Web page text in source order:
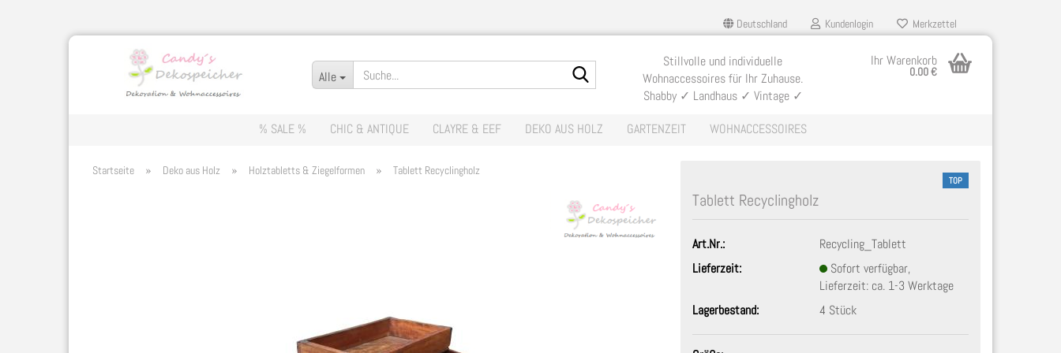
Deutschland
Lieferland
Kundenlogin
Konto erstellen
Passwort vergessen?
Merkzettel
Alle
Stillvolle und individuelle
Wohnaccessoires für Ihr Zuhause.
Shabby ✓ Landhaus ✓ Vintage ✓
Ihr Warenkorb
0.00 €
% SALE % CHIC & ANTIQUE CLAYRE & EEF DEKO AUS HOLZ GARTENZEIT WOHNACCESSOIRES
Startseite » Deko aus Holz » Holztabletts & Ziegelformen » Tablett Recyclingholz
TOP
Tablett Recyclingholz
Art.Nr.:
Recycling_Tablett
Lieferzeit:
Sofort verfügbar,
Lieferzeit: ca. 1-3 Werktage
Lagerbestand:
4 Stück